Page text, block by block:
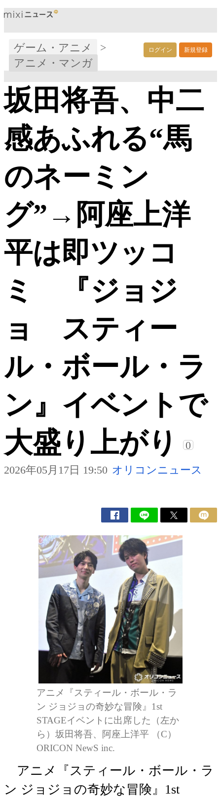
ログイン 新規登録
ゲーム・アニメ
>
アニメ・マンガ
坂田将吾、中二
感あふれる“馬
のネーミン
グ”→阿座上洋
平は即ツッコ
ミ 『ジョジ
ョ スティー
ル・ボール・ラ
ン』イベントで
大盛り上がり
0
2026年05月17日 19:50 オリコンニュース
アニメ『スティール・ボール・ラ
ン ジョジョの奇妙な冒険』1st
STAGEイベントに出席した（左か
ら）坂田将吾、阿座上洋平 （C）
ORICON NewS inc.
アニメ『スティール・ボール・ラ
ン ジョジョの奇妙な冒険』1st